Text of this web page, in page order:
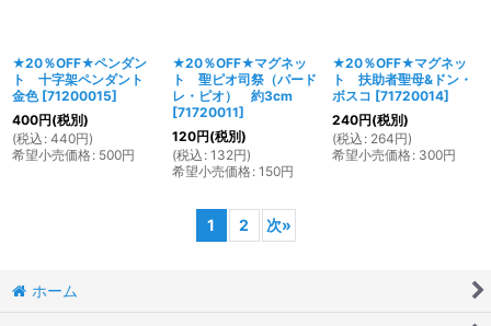
★20％OFF★ペンダン
ト 十字架ペンダント
金色 [71200015]
400円(税別)
(税込 : 440円)
希望小売価格: 500円
★20％OFF★マグネッ
ト 聖ピオ司祭（パード
レ・ピオ） 約3cm
[71720011]
120円(税別)
(税込 : 132円)
希望小売価格: 150円
★20％OFF★マグネッ
ト 扶助者聖母&ドン・
ボスコ [71720014]
240円(税別)
(税込 : 264円)
希望小売価格: 300円
1 2 次»
ホーム